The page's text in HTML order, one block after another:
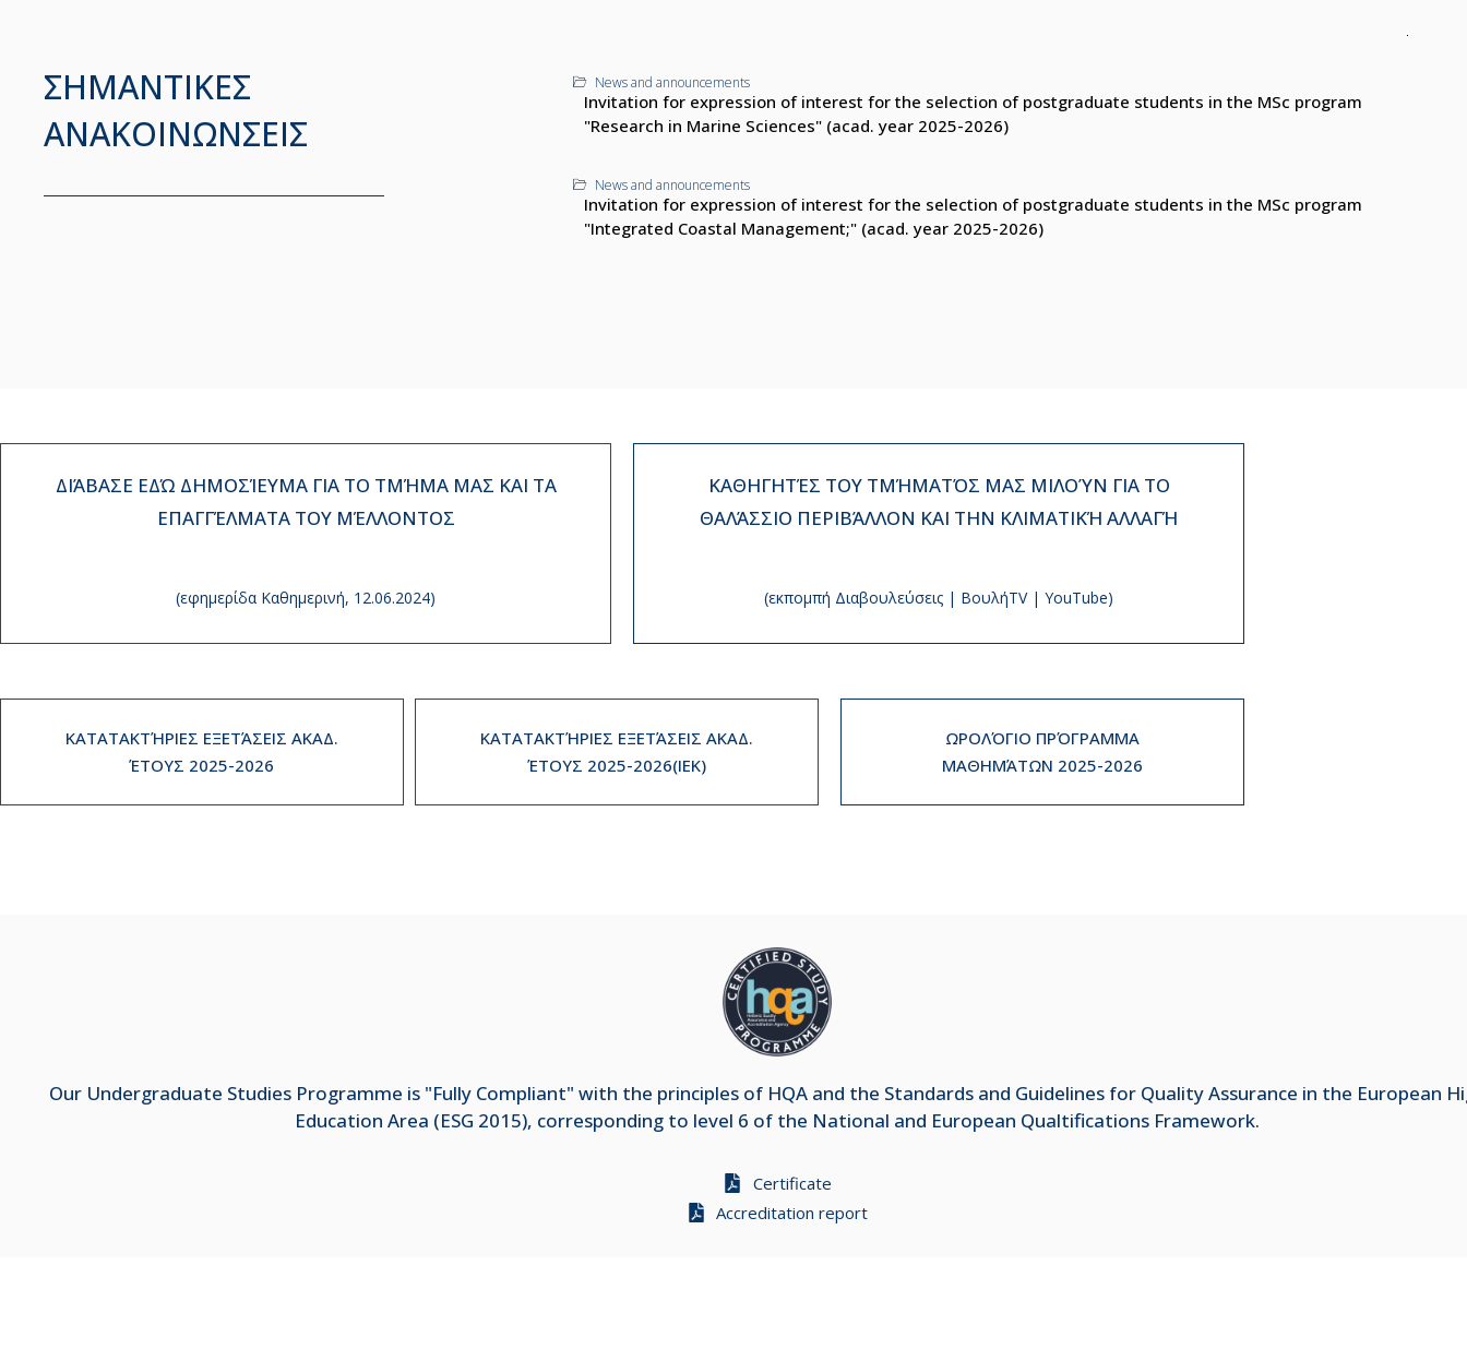
ΣΗΜΑΝΤΙΚΕΣ
ΑΝΑΚΟΙΝΩΝΣΕΙΣ
News and announcements
Invitation for expression of interest for the selection of postgraduate students in the MSc program
"Research in Marine Sciences" (acad. year 2025-2026)
News and announcements
Invitation for expression of interest for the selection of postgraduate students in the MSc program
"Integrated Coastal Management;" (acad. year 2025-2026)
ΔΙΆΒΑΣΕ ΕΔΏ ΔΗΜΟΣΊΕΥΜΑ ΓΙΑ ΤΟ ΤΜΉΜΑ ΜΑΣ ΚΑΙ ΤΑ
ΕΠΑΓΓΈΛΜΑΤΑ ΤΟΥ ΜΈΛΛΟΝΤΟΣ
(εφημερίδα Καθημερινή, 12.06.2024)
ΚΑΘΗΓΗΤΈΣ ΤΟΥ ΤΜΉΜΑΤΌΣ ΜΑΣ ΜΙΛΟΎΝ ΓΙΑ ΤΟ
ΘΑΛΆΣΣΙΟ ΠΕΡΙΒΆΛΛΟΝ ΚΑΙ ΤΗΝ ΚΛΙΜΑΤΙΚΉ ΑΛΛΑΓΉ
(εκπομπή Διαβουλεύσεις | ΒουλήTV | YouTube)
ΚΑΤΑΤΑΚΤΉΡΙΕΣ ΕΞΕΤΆΣΕΙΣ ΑΚΑΔ.
ΈΤΟΥΣ 2025-2026
ΚΑΤΑΤΑΚΤΉΡΙΕΣ ΕΞΕΤΆΣΕΙΣ ΑΚΑΔ.
ΈΤΟΥΣ 2025-2026(IEK)
ΩΡΟΛΌΓΙΟ ΠΡΌΓΡΑΜΜΑ
ΜΑΘΗΜΆΤΩΝ 2025-2026
Our Undergraduate Studies Programme is "Fully Compliant" with the principles of HQA and the Standards and Guidelines for Quality Assurance in the European
Education Area (ESG 2015), corresponding to level 6 of the National and European Qualtifications Framework.
Certificate
Accreditation report